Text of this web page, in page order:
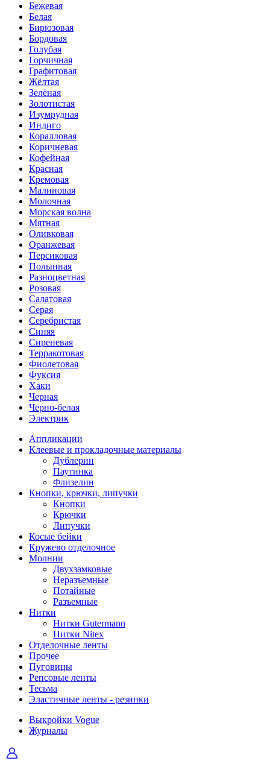
Бежевая
Белая
Бирюзовая
Бордовая
Голубая
Горчичная
Графитовая
Жёлтая
Зелёная
Золотистая
Изумрудная
Индиго
Коралловая
Коричневая
Кофейная
Красная
Кремовая
Малиновая
Молочная
Морская волна
Мятная
Оливковая
Оранжевая
Персиковая
Полынная
Разноцветная
Розовая
Салатовая
Серая
Серебристая
Синяя
Сиреневая
Терракотовая
Фиолетовая
Фуксия
Хаки
Черная
Черно-белая
Электрик
Аппликации
Клеевые и прокладочные материалы
Дублерин
Паутинка
Флизелин
Кнопки, крючки, липучки
Кнопки
Крючки
Липучки
Косые бейки
Кружево отделочное
Молнии
Двухзамковые
Неразъемные
Потайные
Разъемные
Нитки
Нитки Gutermann
Нитки Nitex
Отделочные ленты
Прочее
Пуговицы
Репсовые ленты
Тесьма
Эластичные ленты - резинки
Выкройки Vogue
Журналы